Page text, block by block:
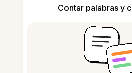
Contar palabras y